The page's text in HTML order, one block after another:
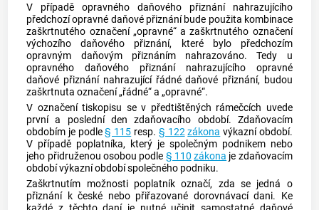
V případě opravného daňového přiznání nahrazujícího
předchozí opravné daňové přiznání bude použita kombinace
zaškrtnutého označení „opravné“ a zaškrtnutého označení
výchozího daňového přiznání, které bylo předchozím
opravným daňovým přiznáním nahrazováno. Tedy u
opravného daňového přiznání nahrazujícího opravné
daňové přiznání nahrazující řádné daňové přiznání, budou
zaškrtnuta označení „řádné“ a „opravné“.
V označení tiskopisu se v předtištěných rámečcích uvede
první a poslední den zdaňovacího období. Zdaňovacím
obdobím je podle§ 115 resp. § 122 zákona výkazní období.
V případě poplatníka, který je společným podnikem nebo
jeho přidruženou osobou podle § 110 zákona je zdaňovacím
období výkazní období společného podniku.
Zaškrtnutím možnosti poplatník označí, zda se jedná o
přiznání k české nebo přiřazované dorovnávací dani. Ke